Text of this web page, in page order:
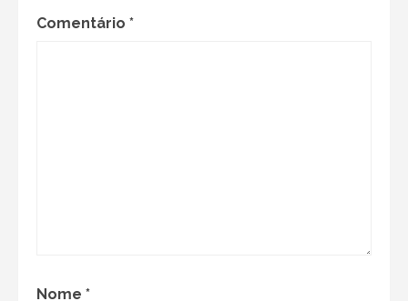
Comentário *
Nome *